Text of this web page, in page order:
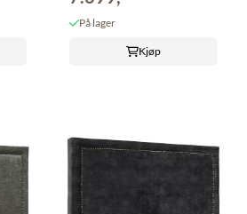
På lager
Kjøp